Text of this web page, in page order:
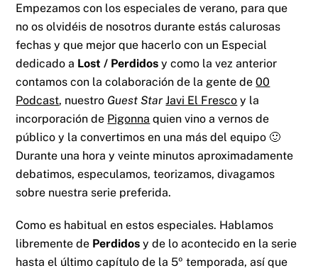
Empezamos con los especiales de verano, para que
no os olvidéis de nosotros durante estás calurosas
fechas y que mejor que hacerlo con un Especial
dedicado a Lost / Perdidos y como la vez anterior
contamos con la colaboración de la gente de00
Podcast, nuestro Guest Star Javi El Fresco y la
incorporación de Pigonna quien vino a vernos de
público y la convertimos en una más del equipo 🙂
Durante una hora y veinte minutos aproximadamente
debatimos, especulamos, teorizamos, divagamos
sobre nuestra serie preferida.
Como es habitual en estos especiales. Hablamos
libremente de Perdidos y de lo acontecido en la serie
hasta el último capítulo de la 5º temporada, así que